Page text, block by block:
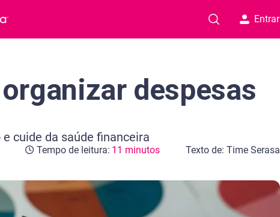
Entrar
despesas
cuide da saúde financeira
Tempo de leitura: 11 minutos Texto de: Time Serasa